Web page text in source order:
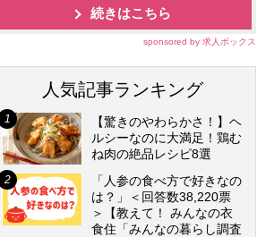
続きはこちら
sponsored by 求人ボックス
人気記事ランキング
【驚きのやわらかさ！】ヘ
ルシーなのに大満足！鶏む
ね肉の絶品レシピ8選
「人参の食べ方で好きなの
は？」＜回答数38,220票
＞【教えて！ みんなの衣
食住「みんなの暮らし調査